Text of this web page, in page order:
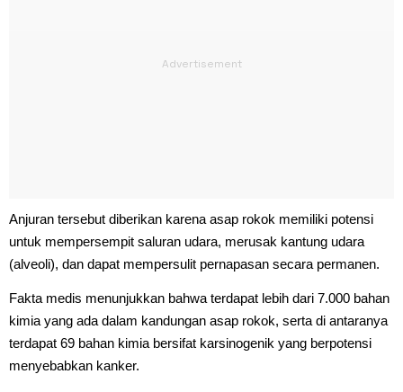
Anjuran tersebut diberikan karena asap rokok memiliki potensi
untuk mempersempit saluran udara, merusak kantung udara
(alveoli), dan dapat mempersulit pernapasan secara permanen.
Fakta medis menunjukkan bahwa terdapat lebih dari 7.000 bahan
kimia yang ada dalam kandungan asap rokok, serta di antaranya
terdapat 69 bahan kimia bersifat karsinogenik yang berpotensi
menyebabkan kanker.